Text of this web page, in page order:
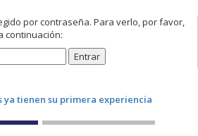
por contraseña. Para verlo, por favor,
continuación: